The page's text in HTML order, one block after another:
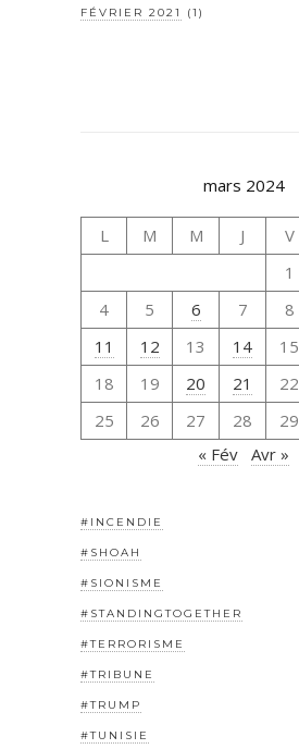
FÉVRIER 2021 (1)
mars 2024
L M M J V
1
4
5 6 7 8
11
12 13 14 15
18
19 20 21 22
25
26 27 28 29
« Fév Avr »
#INCENDIE
#SHOAH
#SIONISME
#STANDINGTOGETHER
#TERRORISME
#TRIBUNE
#TRUMP
#TUNISIE